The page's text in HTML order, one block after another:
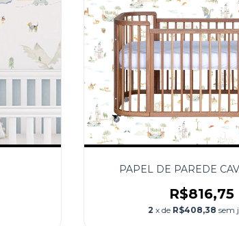
PAPEL DE PAREDE
R$816,75
2 x de R$408,38 sem